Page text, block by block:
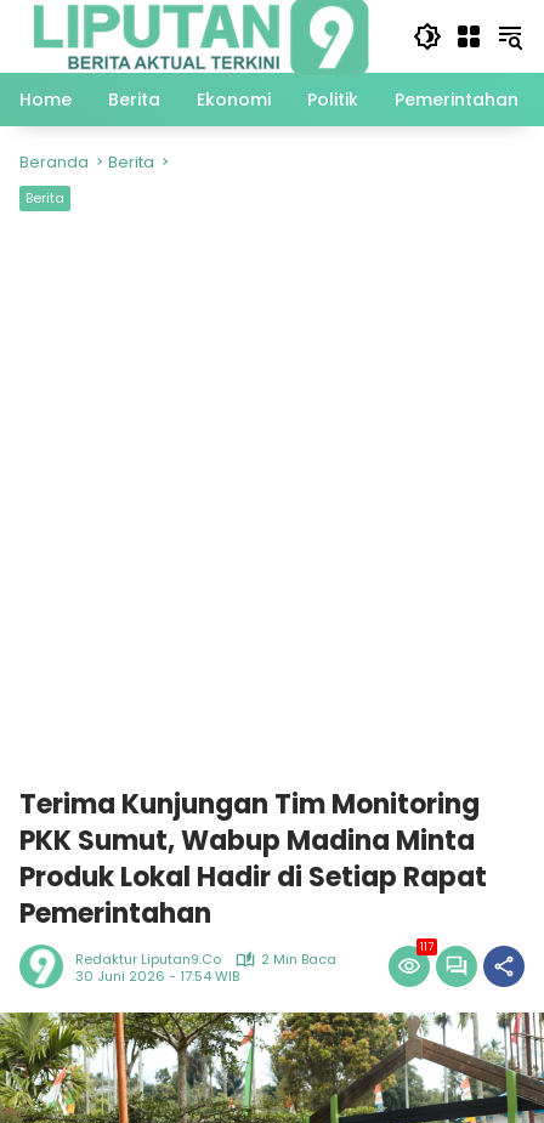
Langsung
Home
Berita Ekonomi Politik Pemerintahan
Beranda Berita
Berita
Terima Kunjungan Tim Monitoring
PKK Sumut, Wabup Madina Minta
Produk Lokal Hadir di Setiap Rapat
Pemerintahan
Redaktur Liputan9.co
2 Min Baca
30 Juni 2026 - 17:54 WIB
117